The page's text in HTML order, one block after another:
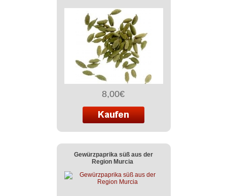
8,00€
Gewürzpaprika süß aus der
Region Murcia